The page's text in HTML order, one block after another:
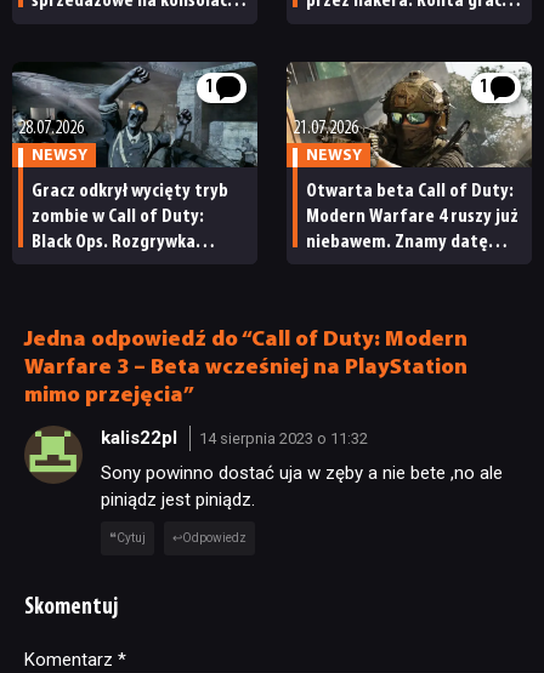
tegoroczne premiery
do rozgrywki
1
28.07.2026
NEWSY
Gracz odkrył wycięty tryb
zombie w Call of Duty:
Black Ops. Rozgrywka
1
21.07.2026
NEWSY
Otwarta beta Call of Duty:
Modern Warfare 4 ruszy już
niebawem. Znamy datę
Jedna odpowiedź do “Call of Duty: Modern
Warfare 3 – Beta wcześniej na PlayStation
mimo przejęcia”
kalis22pl 14 sierpnia 2023 o 11:32
Sony powinno dostać uja w zęby a nie bete ,no ale
piniądz jest piniądz.
Cytuj Odpowiedz
Skomentuj
Komentarz *
Alternative: